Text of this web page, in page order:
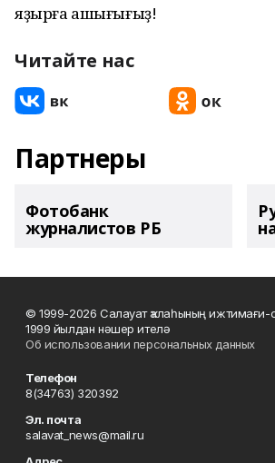
яҙырға ашығығыҙ!
Читайте нас
Партнеры
Фотобанк
журналистов РБ
© 1999-2026 Салауат ҡалаһының ижтимағи-
1999 йылдан нәшер ителә
Об использовании персональных данных
Телефон
8(34763) 320392
Эл. почта
salavat_news@mail.ru